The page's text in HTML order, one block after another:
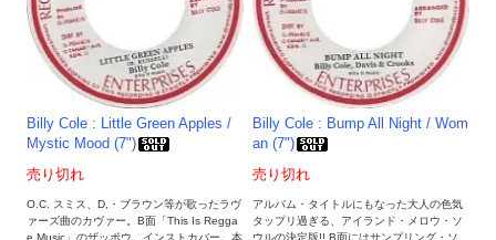
Billy Cole : Little Green Apples /
Mystic Mood (7")
売り切れ
O.C. スミス、D,・ブラウン等が歌ったラヴ
ァーズ曲のカヴァー。B面「This Is Regga
e Music」のザッポウ、インストカバー。本
Billy Cole : Bump All Night / Wom
an (7")
売り切れ
アルバム・タイトルにもなった大人の色気
タップリ過ぎる、アイランド・メロウ・ソ
ウルの決定版!! B面にはサンプリング・ソ